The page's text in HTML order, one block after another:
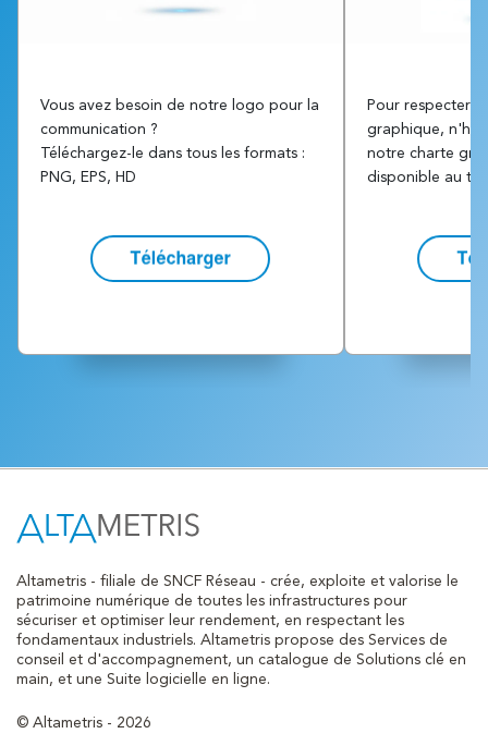
Vous avez besoin de notre logo pour la
communication ?
Téléchargez-le dans tous les formats :
PNG, EPS, HD
Pour respecter
graphique,
notre charte
disponible au
Altametris - filiale de SNCF Réseau - crée, exploite et valorise le
patrimoine numérique de toutes les infrastructures pour
sécuriser et optimiser leur rendement, en respectant les
fondamentaux industriels. Altametris propose des Services de
conseil et d'accompagnement, un catalogue de Solutions clé en
main, et une Suite logicielle en ligne.
© Altametris - 2026